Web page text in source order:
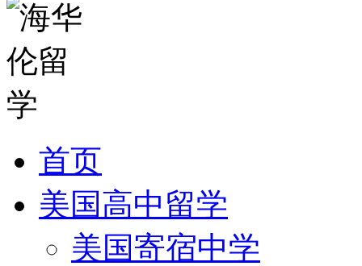
首页
美国高中留学
美国寄宿中学